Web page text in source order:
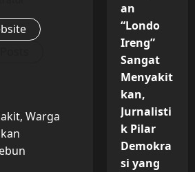
Warga
an
“Londo
Ireng”
Sangat
Menyakit
kan,
Jurnalisti
k Pilar
Demokra
si yang